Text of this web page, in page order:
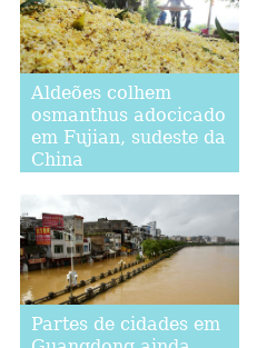
Aldeões colhem
osmanthus adocicado
em Fujian, sudeste da
China
Partes de cidades em